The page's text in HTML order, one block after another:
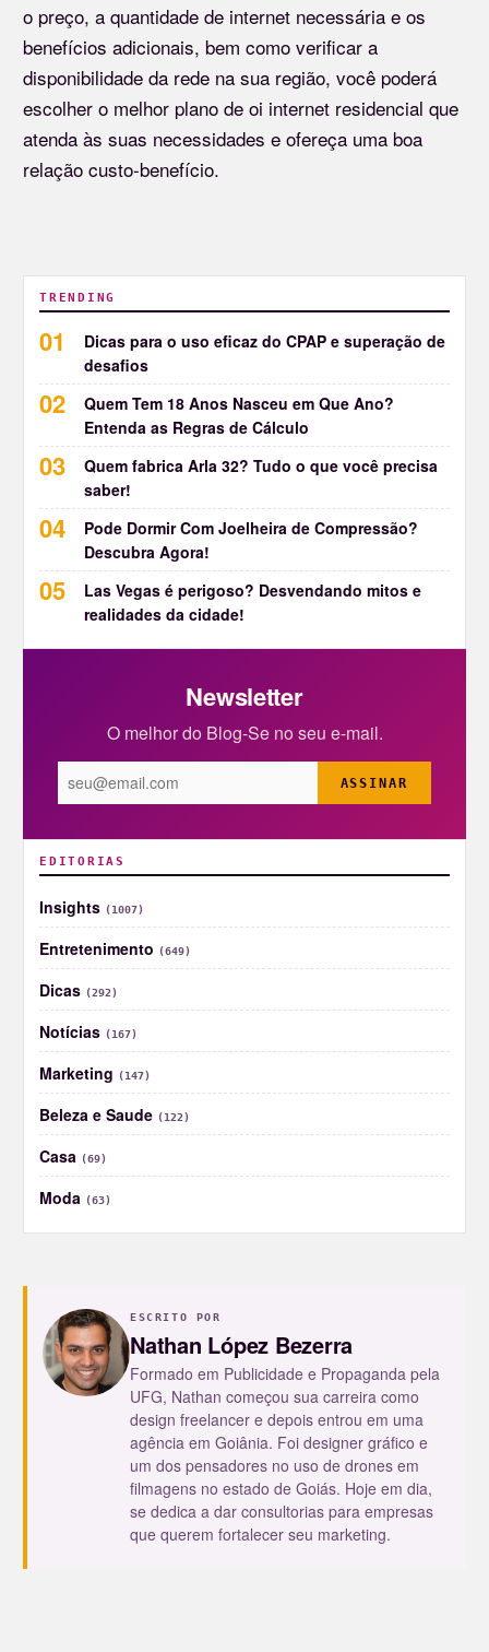
o preço, a quantidade de internet necessária e os
benefícios adicionais, bem como verificar a
disponibilidade da rede na sua região, você poderá
escolher o melhor plano de oi internet residencial que
atenda às suas necessidades e ofereça uma boa
relação custo-benefício.
TRENDING
Dicas para o uso eficaz do CPAP e superação de
desafios
Quem Tem 18 Anos Nasceu em Que Ano?
Entenda as Regras de Cálculo
Quem fabrica Arla 32? Tudo o que você precisa
saber!
Pode Dormir Com Joelheira de Compressão?
Descubra Agora!
Las Vegas é perigoso? Desvendando mitos e
realidades da cidade!
Newsletter
O melhor do Blog-Se no seu e-mail.
ASSINAR
EDITORIAS
Insights (1007)
Entretenimento (649)
Dicas (292)
Notícias (167)
Marketing (147)
Beleza e Saude (122)
Casa (69)
Moda (63)
ESCRITO POR
Nathan López Bezerra
Formado em Publicidade e Propaganda pela
UFG, Nathan começou sua carreira como
design freelancer e depois entrou em uma
agência em Goiânia. Foi designer gráfico e
um dos pensadores no uso de drones em
filmagens no estado de Goiás. Hoje em dia,
se dedica a dar consultorias para empresas
que querem fortalecer seu marketing.